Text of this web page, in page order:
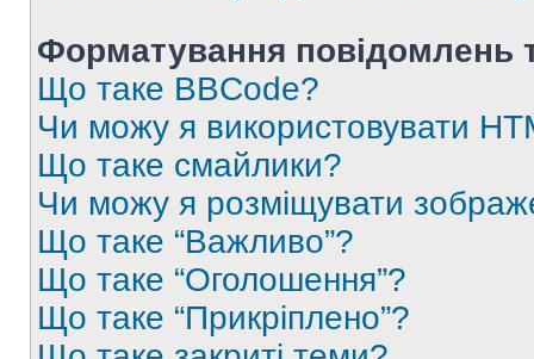
Форматування повідомлень
Що таке BBCode?
Чи можу я використовувати
Що таке смайлики?
Чи можу я розміщувати
Що таке “Важливо”?
Що таке “Оголошення”?
Що таке “Прикріплено”?